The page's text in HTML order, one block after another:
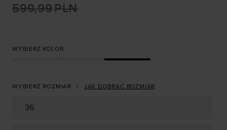
599,99PLN
WYBIERZ KOLOR:
WYBIERZ ROZMIAR JAK DOBRAĆ ROZMIAR
36